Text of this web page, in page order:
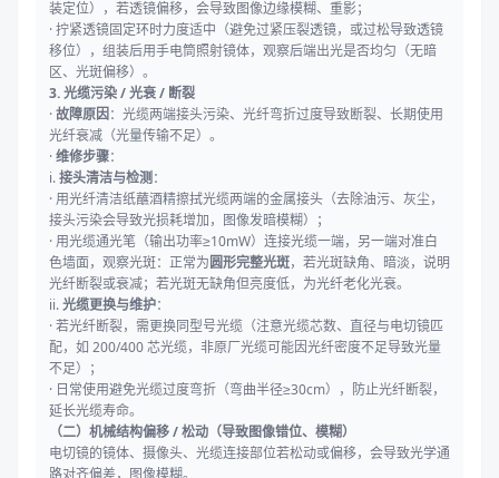
装定位），若透镜偏移，会导致图像边缘模糊、重影；
· 拧紧透镜固定环时力度适中（避免过紧压裂透镜，或过松导致透镜
移位），组装后用手电筒照射镜体，观察后端出光是否均匀（无暗
区、光斑偏移）。
3. 光缆污染 / 光衰 / 断裂
·故障原因：光缆两端接头污染、光纤弯折过度导致断裂、长期使用
光纤衰减（光量传输不足）。
·维修步骤：
i.接头清洁与检测：
· 用光纤清洁纸蘸酒精擦拭光缆两端的金属接头（去除油污、灰尘，
接头污染会导致光损耗增加，图像发暗模糊）；
· 用光缆通光笔（输出功率≥10mW）连接光缆一端，另一端对准白
色墙面，观察光斑：正常为圆形完整光斑，若光斑缺角、暗淡，说明
光纤断裂或衰减；若光斑无缺角但亮度低，为光纤老化光衰。
ii.光缆更换与维护：
· 若光纤断裂，需更换同型号光缆（注意光缆芯数、直径与电切镜匹
配，如 200/400 芯光缆，非原厂光缆可能因光纤密度不足导致光量
不足）；
· 日常使用避免光缆过度弯折（弯曲半径≥30cm），防止光纤断裂，
延长光缆寿命。
（二）机械结构偏移 / 松动（导致图像错位、模糊）
电切镜的镜体、摄像头、光缆连接部位若松动或偏移，会导致光学通